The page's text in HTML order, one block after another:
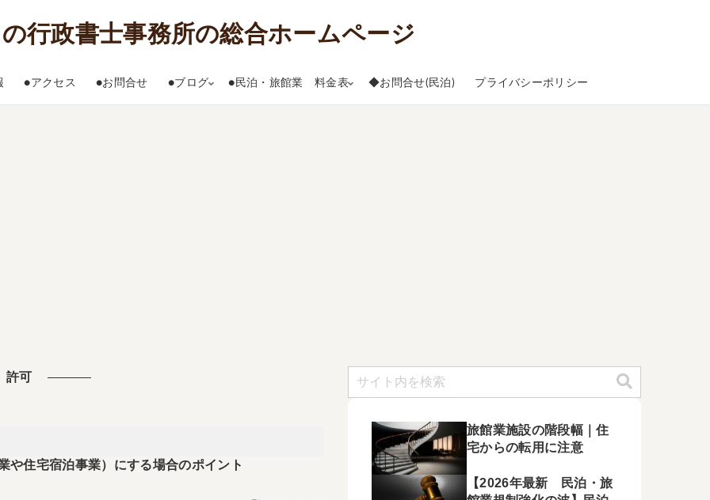
●アクセス ●お問合せ ●ブログ ●民泊・旅館業 料金表 ◆お問合せ(民泊) プライバシーポリシー
許可
や住宅宿泊事業）にする場合のポイント
旅館業施設の階段幅｜住
宅からの転用に注意
【2026年最新 民泊・旅